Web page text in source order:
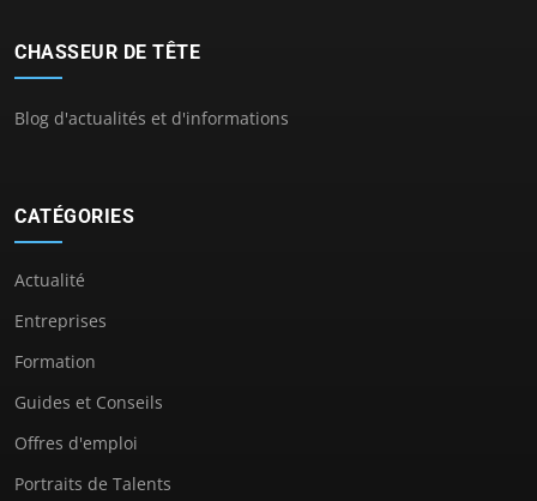
CHASSEUR DE TÊTE
Blog d'actualités et d'informations
CATÉGORIES
Actualité
Entreprises
Formation
Guides et Conseils
Offres d'emploi
Portraits de Talents